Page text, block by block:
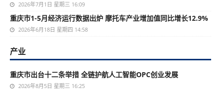
2026年7月1日 星期三 16:09
重庆市1-5月经济运行数据出炉 摩托车产业增加值同比增长12.9%
2026年6月18日 星期四 14:58
产业
重庆市出台十二条举措 全链护航人工智能OPC创业发展
2026年8月5日 星期三 16:25